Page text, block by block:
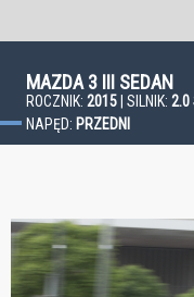
MAZDA 3 III SEDAN
ROCZNIK: 2015 | SILNIK: 2.0
NAPĘD: PRZEDNI